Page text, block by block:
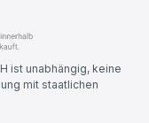
ist unabhängig, keine
mit staatlichen